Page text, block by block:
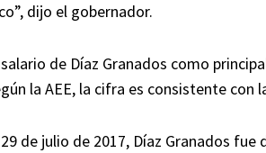
dijo el gobernador.
de Díaz Granados como
la AEE, la cifra es consistente
29 de julio de 2017, Díaz Granados